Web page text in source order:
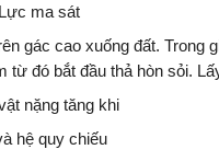
ma sát
gác cao xuống đất.
từ đó bắt đầu thả hòn sỏi.
nặng tăng khi
hệ quy chiếu